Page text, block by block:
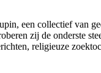
een collectief van
zij de onderste
religieuze